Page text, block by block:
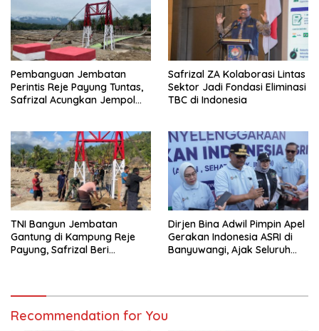
Pembanguan Jembatan
Perintis Reje Payung Tuntas,
Safrizal Acungkan Jempol
Safrizal ZA Kolaborasi Lintas
Sektor Jadi Fondasi Eliminasi
TBC di Indonesia
TNI Bangun Jembatan
Gantung di Kampung Reje
Payung, Safrizal Beri
Dirjen Bina Adwil Pimpin Apel
Gerakan Indonesia ASRI di
Banyuwangi, Ajak Seluruh
Recommendation for You